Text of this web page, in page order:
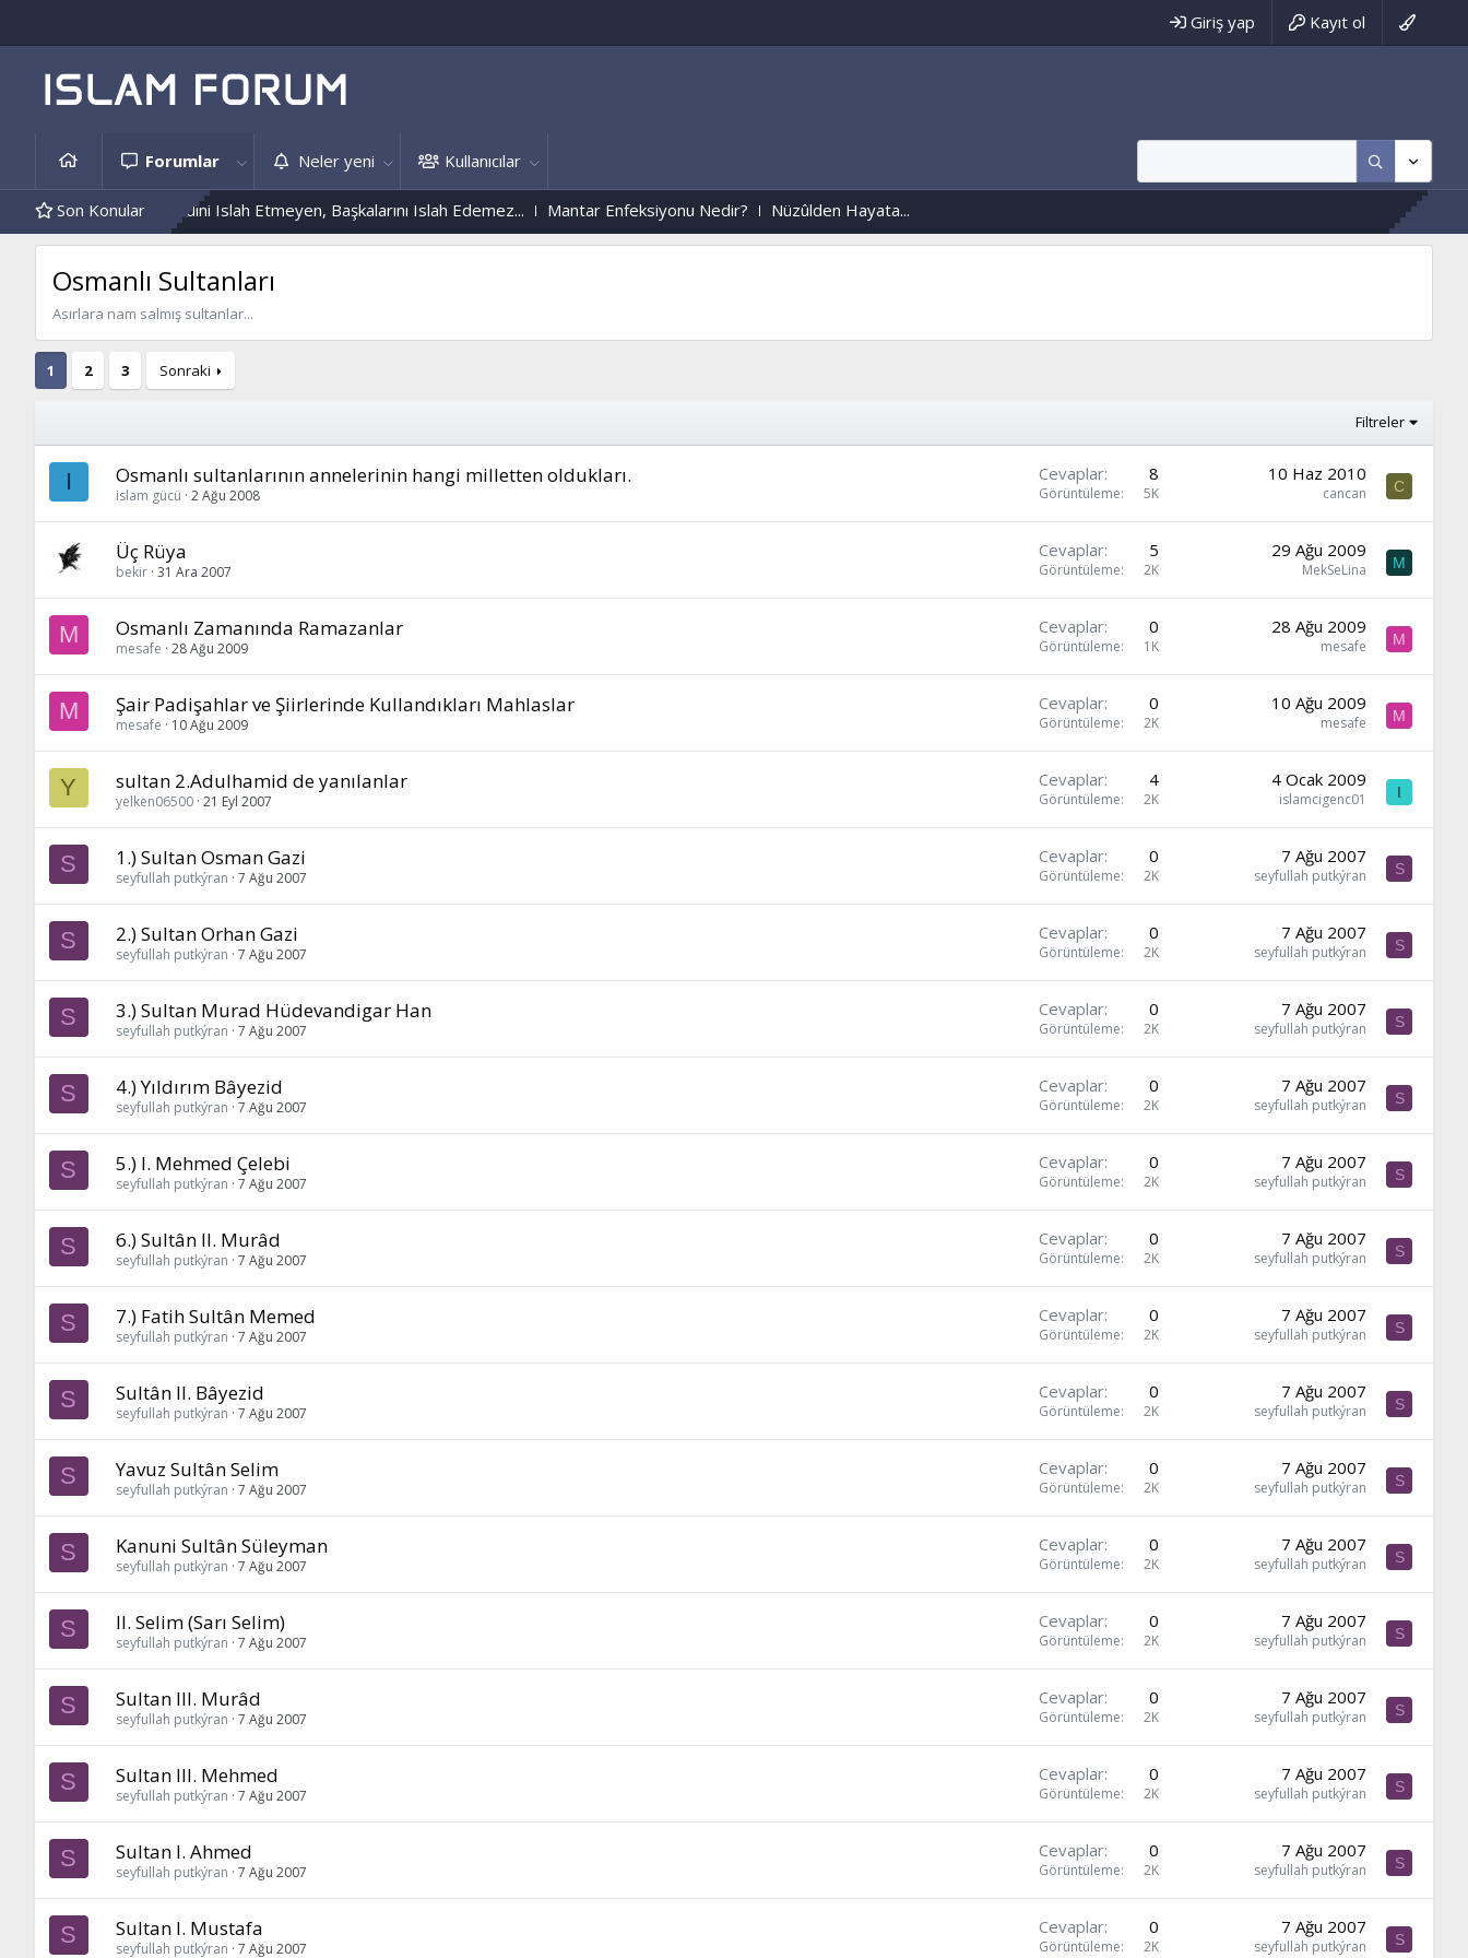
Giriş yap Kayıt ol
Forumlar Neler yeni Kullanıcılar
Son Konular
Örnekleri Kendini Islah Etmeyen, Başkalarını Islah Edemez... Mantar Enfeksiyonu Nedir? Nüzûlden Hayata...
Osmanlı Sultanları
Asırlara nam salmış sultanlar...
1 2 3 Sonraki
Filtreler
I Osmanlı sultanlarının annelerinin hangi milletten oldukları.
islam gücü 2 Ağu 2008
Cevaplar 8
Görüntüleme 5K
10 Haz 2010
cancan C
Üç Rüya
bekir 31 Ara 2007
Cevaplar 5
Görüntüleme 2K
29 Ağu 2009
MekSeLina M
M Osmanlı Zamanında Ramazanlar
mesafe 28 Ağu 2009
Cevaplar 0
Görüntüleme 1K
28 Ağu 2009
mesafe M
M Şair Padişahlar ve Şiirlerinde Kullandıkları Mahlaslar
mesafe 10 Ağu 2009
Cevaplar 0
Görüntüleme 2K
10 Ağu 2009
mesafe M
Y sultan 2.Adulhamid de yanılanlar
yelken06500 21 Eyl 2007
Cevaplar 4
Görüntüleme 2K
4 Ocak 2009
islamcigenc01 I
S 1.) Sultan Osman Gazi
seyfullah putkýran 7 Ağu 2007
Cevaplar 0
Görüntüleme 2K
7 Ağu 2007
seyfullah putkýran S
S 2.) Sultan Orhan Gazi
seyfullah putkýran 7 Ağu 2007
Cevaplar 0
Görüntüleme 2K
7 Ağu 2007
seyfullah putkýran S
S 3.) Sultan Murad Hüdevandigar Han
seyfullah putkýran 7 Ağu 2007
Cevaplar 0
Görüntüleme 2K
7 Ağu 2007
seyfullah putkýran S
S 4.) Yıldırım Bâyezid
seyfullah putkýran 7 Ağu 2007
Cevaplar 0
Görüntüleme 2K
7 Ağu 2007
seyfullah putkýran S
S 5.) I. Mehmed Çelebi
seyfullah putkýran 7 Ağu 2007
Cevaplar 0
Görüntüleme 2K
7 Ağu 2007
seyfullah putkýran S
S 6.) Sultân II. Murâd
seyfullah putkýran 7 Ağu 2007
Cevaplar 0
Görüntüleme 2K
7 Ağu 2007
seyfullah putkýran S
S 7.) Fatih Sultân Memed
seyfullah putkýran 7 Ağu 2007
Cevaplar 0
Görüntüleme 2K
7 Ağu 2007
seyfullah putkýran S
S Sultân II. Bâyezid
seyfullah putkýran 7 Ağu 2007
Cevaplar 0
Görüntüleme 2K
7 Ağu 2007
seyfullah putkýran S
S Yavuz Sultân Selim
seyfullah putkýran 7 Ağu 2007
Cevaplar 0
Görüntüleme 2K
7 Ağu 2007
seyfullah putkýran S
S Kanuni Sultân Süleyman
seyfullah putkýran 7 Ağu 2007
Cevaplar 0
Görüntüleme 2K
7 Ağu 2007
seyfullah putkýran S
S II. Selim (Sarı Selim)
seyfullah putkýran 7 Ağu 2007
Cevaplar 0
Görüntüleme 2K
7 Ağu 2007
seyfullah putkýran S
S Sultan III. Murâd
seyfullah putkýran 7 Ağu 2007
Cevaplar 0
Görüntüleme 2K
7 Ağu 2007
seyfullah putkýran S
S Sultan III. Mehmed
seyfullah putkýran 7 Ağu 2007
Cevaplar 0
Görüntüleme 2K
7 Ağu 2007
seyfullah putkýran S
S Sultan I. Ahmed
seyfullah putkýran 7 Ağu 2007
Cevaplar 0
Görüntüleme 2K
7 Ağu 2007
seyfullah putkýran S
S Sultan I. Mustafa
seyfullah putkýran 7 Ağu 2007
Cevaplar 0
Görüntüleme 2K
7 Ağu 2007
seyfullah putkýran S